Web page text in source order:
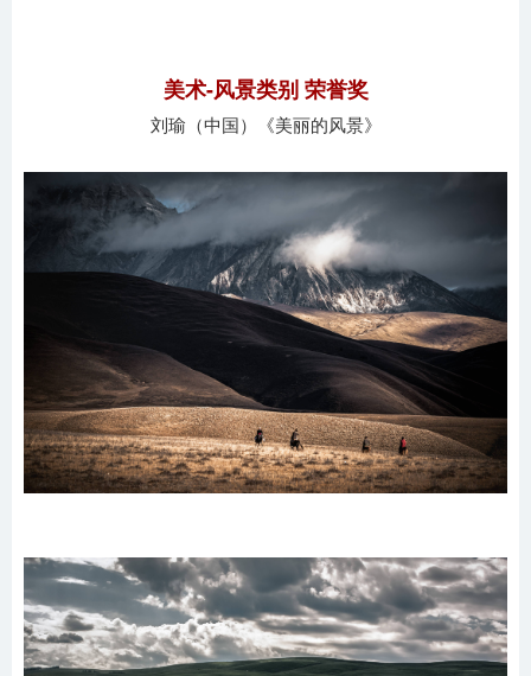
美术-风景类别荣誉奖
刘瑜（中国）《美丽的风景》